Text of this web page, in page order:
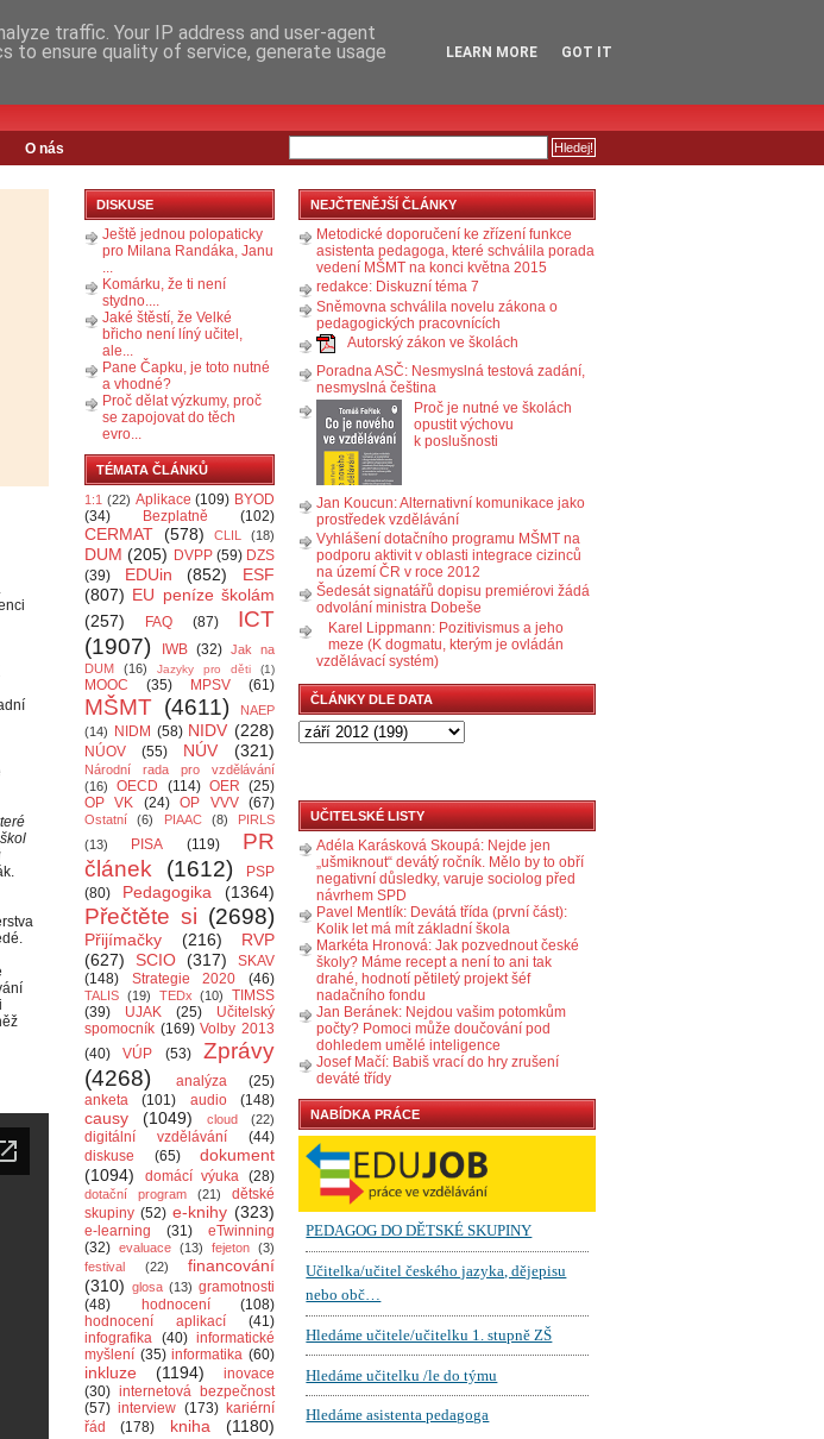
O nás
DISKUSE
Ještě jednou polopaticky
pro Milana Randáka, Janu
...
Komárku, že ti není
stydno....
Jaké štěstí, že Velké
břicho není líný učitel,
ale...
Pane Čapku, je toto nutné
a vhodné?
Proč dělat výzkumy, proč
se zapojovat do těch
evro...
TÉMATA ČLÁNKŮ
1:1 (22) Aplikace (109) BYOD
(34)
Bezplatně (102)
CERMAT (578) CLIL (18)
DUM (205) DVPP (59) DZS
(39)
EDUin (852)
ESF
(807) EU peníze školám
(257)
FAQ (87)
ICT
(1907)
IWB (32) Jak na
DUM
(16) Jazyky pro děti (1)
MOOC (35) MPSV (61)
MŠMT (4611)
NAEP
(14)
NIDM (58) NIDV (228)
NÚOV (55) NÚV (321)
Národní rada pro vzdělávání
(16)
OECD (114) OER (25)
OP VK
(24) OP VVV (67)
Ostatní (6) PIAAC (8)
PIRLS
(13)
PISA (119)
PR
článek
(1612)
PSP
(80)
Pedagogika (1364)
Přečtěte si (2698)
Přijímačky (216)
RVP
(627)
SCIO (317)
SKAV
(148)
Strategie 2020 (46)
TALIS (19) TEDx (10)
TIMSS
(39)
UJAK (25)
Učitelský
spomocník (169) Volby 2013
(40)
VÚP (53)
Zprávy
(4268)
analýza
(25)
anketa
(101) audio (148)
causy (1049) cloud (22)
digitální vzdělávání
(44)
diskuse
(65)
dokument
(1094)
domácí výuka (28)
dotační program (21)
dětské
skupiny (52) e-knihy (323)
e-learning (31)
eTwinning
(32) evaluace (13) fejeton (3)
festival
(22)
financování
(310) glosa (13) gramotnosti
(48)
hodnocení
(108)
hodnocení aplikací
(41)
infografika (40) informatické
myšlení (35) informatika (60)
inkluze (1194)
inovace
(30) internetová bezpečnost
(57) interview (173) kariérní
řád
(178) kniha
(1180)
NEJČTENĚJŠÍ ČLÁNKY
Metodické doporučení ke zřízení funkce
asistenta pedagoga, které schválila porada
vedení MŠMT na konci května 2015
redakce: Diskuzní téma 7
Sněmovna schválila novelu zákona o
pedagogických pracovnících
Autorský zákon ve školách
Poradna ASČ: Nesmyslná testová zadání,
nesmyslná čeština
Proč je nutné ve školách
opustit výchovu
k poslušnosti
Jan Koucun: Alternativní komunikace jako
prostředek vzdělávání
Vyhlášení dotačního programu MŠMT na
podporu aktivit v oblasti integrace cizinců
na území ČR v roce 2012
Šedesát signatářů dopisu premiérovi žádá
odvolání ministra Dobeše
Karel Lippmann: Pozitivismus a jeho
meze (K dogmatu, kterým je ovládán
vzdělávací systém)
ČLÁNKY DLE DATA
UČITELSKÉ LISTY
Adéla Karásková Skoupá: Nejde jen
„ušmiknout“ devátý ročník. Mělo by to obří
negativní důsledky, varuje sociolog před
návrhem SPD
Pavel Mentlík: Devátá třída (první část):
Kolik let má mít základní škola
Markéta Hronová: Jak pozvednout české
školy? Máme recept a není to ani tak
drahé, hodnotí pětiletý projekt šéf
nadačního fondu
Jan Beránek: Nejdou vašim potomkům
počty? Pomoci může doučování pod
dohledem umělé inteligence
Josef Mačí: Babiš vrací do hry zrušení
deváté třídy
NABÍDKA PRÁCE
traffic. Your IP address and user-agent
to ensure quality of service, generate usage
LEARN MORE GOT IT